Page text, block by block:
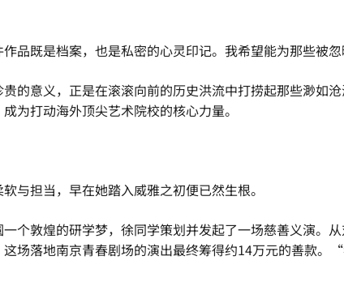
品既是档案，也是私密的心灵印记。我希望能为那些被
的意义，正是在滚滚向前的历史洪流中打捞起那些渺如
为打动海外顶尖艺术院校的核心力量。
与担当，早在她踏入威雅之初便已然生根。
个敦煌的研学梦，徐同学策划并发起了一场慈善义演。
场落地南京青春剧场的演出最终筹得约14万元的善款